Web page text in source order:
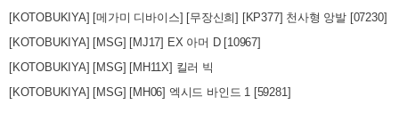
[KOTOBUKIYA] [메가미 디바이스] [무장신희] [KP377] 천사형 앙발 [07230]
[KOTOBUKIYA] [MSG] [MJ17] EX 아머 D [10967]
[KOTOBUKIYA] [MSG] [MH11X] 킬러 빅
[KOTOBUKIYA] [MSG] [MH06] 엑시드 바인드 1 [59281]